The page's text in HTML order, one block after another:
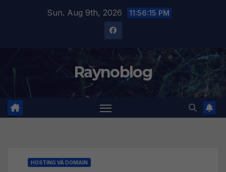
Sun. Aug 9th, 2026 11:56:16 PM
Raynoblog
HOSTING VÀ DOMAIN